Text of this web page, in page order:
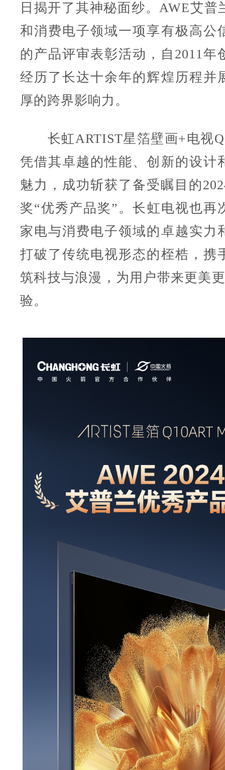
日揭开了其神秘面纱。AWE艾普
和消费电子领域一项享有极高公
的产品评审表彰活动，自2011年
经历了长达十余年的辉煌历程并
厚的跨界影响力。
长虹ARTIST星箔壁画+电视
凭借其卓越的性能、创新的设计
魅力，成功斩获了备受瞩目的
奖“优秀产品奖”。长虹电视也再
家电与消费电子领域的卓越实力
打破了传统电视形态的桎梏，携
筑科技与浪漫，为用户带来更美
验。